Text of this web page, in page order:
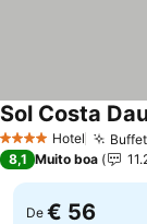
4 EstrelasHotel
Sol Costa
8,1 Muito boa
De € 56